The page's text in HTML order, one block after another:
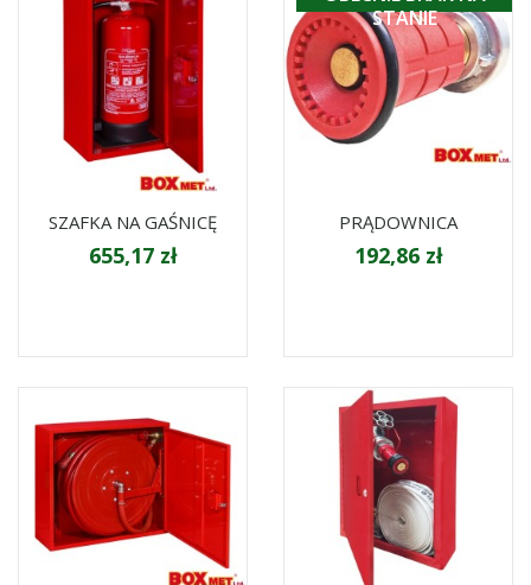
SZAFKA NA GAŚNICĘ
655,17 zł
PRĄDOWNICA
192,86 zł
STANIE